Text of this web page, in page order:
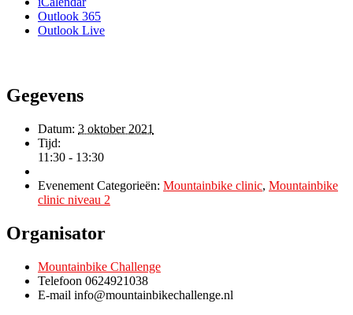
Outlook 365
Outlook Live
Gegevens
Datum: 3 oktober 2021
Tijd:
11:30 - 13:30
Evenement Categorieën: Mountainbike clinic, Mountainbike
clinic niveau 2
Organisator
Mountainbike Challenge
Telefoon 0624921038
E-mail info@mountainbikechallenge.nl